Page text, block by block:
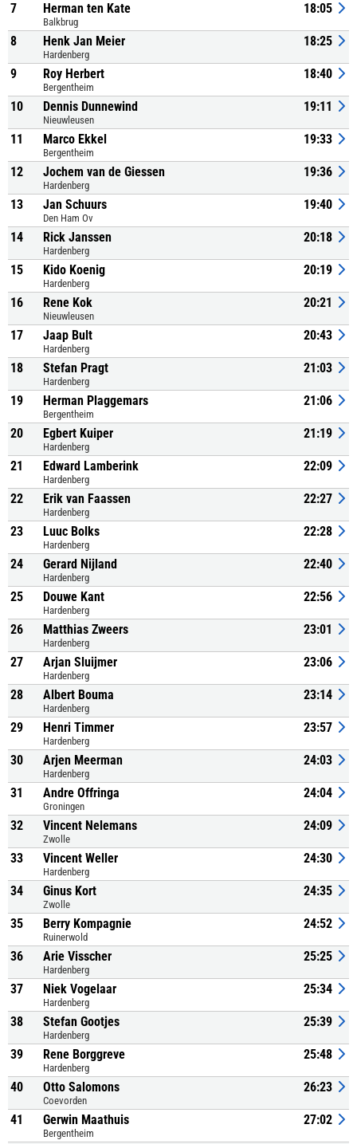
7 Herman ten Kate
Balkbrug
18:05
8 Henk Jan Meier
Hardenberg
18:25
9 Roy Herbert
Bergentheim
18:40
10 Dennis Dunnewind
Nieuwleusen
19:11
11 Marco Ekkel
Bergentheim
19:33
12 Jochem van de Giessen
Hardenberg
19:36
13 Jan Schuurs
Den Ham Ov
19:40
14 Rick Janssen
Hardenberg
20:18
15 Kido Koenig
Hardenberg
20:19
16 Rene Kok
Nieuwleusen
20:21
17 Jaap Bult
Hardenberg
20:43
18 Stefan Pragt
Hardenberg
21:03
19 Herman Plaggemars
Bergentheim
21:06
20 Egbert Kuiper
Hardenberg
21:19
21 Edward Lamberink
Hardenberg
22:09
22 Erik van Faassen
Hardenberg
22:27
23 Luuc Bolks
Hardenberg
22:28
24 Gerard Nijland
Hardenberg
22:40
25 Douwe Kant
Hardenberg
22:56
26 Matthias Zweers
Hardenberg
23:01
27 Arjan Sluijmer
Hardenberg
23:06
28 Albert Bouma
Hardenberg
23:14
29 Henri Timmer
Hardenberg
23:57
30 Arjen Meerman
Hardenberg
24:03
31 Andre Offringa
Groningen
24:04
32 Vincent Nelemans
Zwolle
24:09
33 Vincent Weller
Hardenberg
24:30
34 Ginus Kort
Zwolle
24:35
35 Berry Kompagnie
Ruinerwold
24:52
36 Arie Visscher
Hardenberg
25:25
37 Niek Vogelaar
Hardenberg
25:34
38 Stefan Gootjes
Hardenberg
25:39
39 Rene Borggreve
Hardenberg
25:48
40 Otto Salomons
Coevorden
26:23
41 Gerwin Maathuis
Bergentheim
27:02